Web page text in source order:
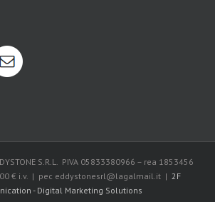
S.R.L. PIVA 05833380966 – rea 1853456
€ i.v. | pec eddystonesrl@lagalmail.it | 2F
- Digital Marketing Solutions